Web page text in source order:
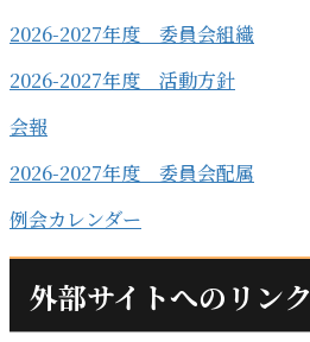
2026-2027年度 委員会組織
2026-2027年度 活動方針
会報
2026-2027年度 委員会配属
例会カレンダー
外部サイトへのリンク